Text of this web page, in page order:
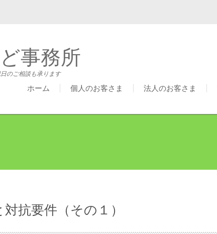
事務所
のご相談も承ります
ホーム 個人のお客さま 法人のお客さま
抗要件（その１）